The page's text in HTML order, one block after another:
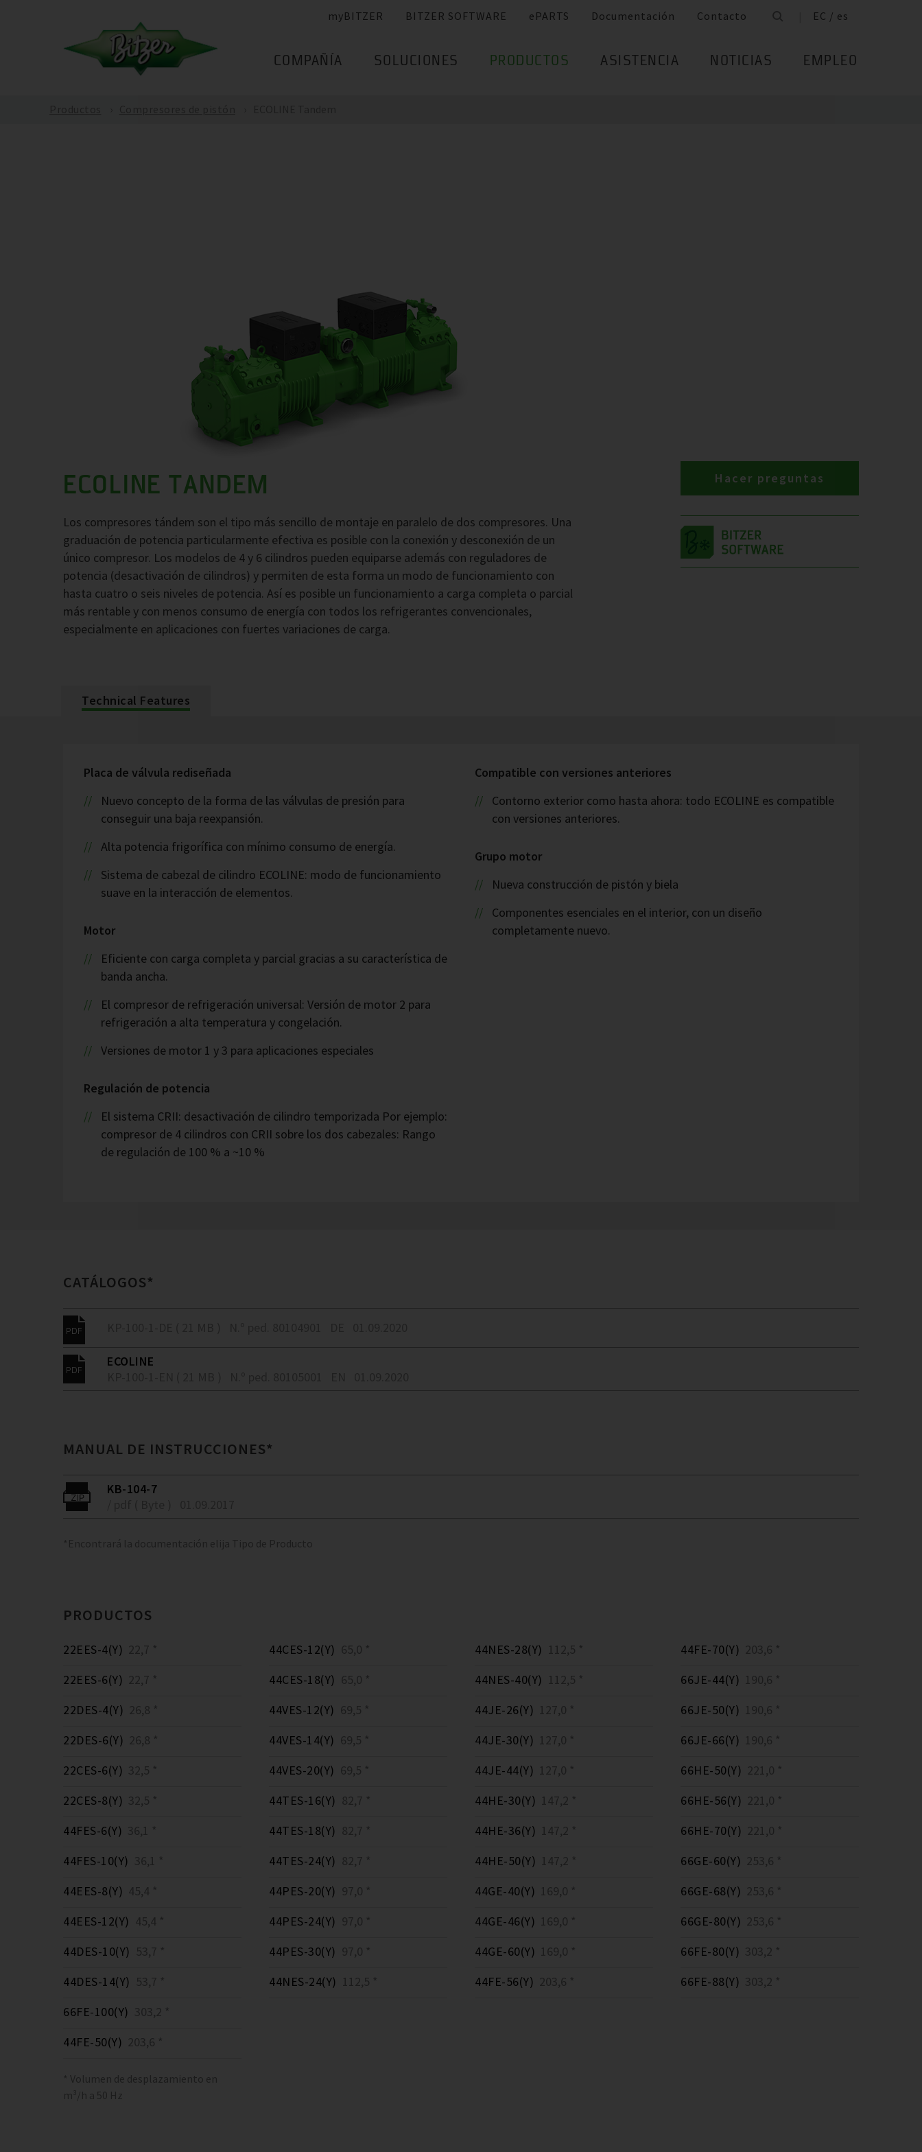
myBITZER BITZER SOFTWARE ePARTS Documentación Contacto EC / es
COMPAÑÍA SOLUCIONES PRODUCTOS ASISTENCIA NOTICIAS EMPLEO
ECOLINE TANDEM
Los compresores tándem son el tipo más sencillo de montaje en paralelo de dos compresores. Una
graduación de potencia particularmente efectiva es posible con la conexión y desconexión de un
único compresor. Los modelos de 4 y 6 cilindros pueden equiparse además con reguladores de
potencia (desactivación de cilindros) y permiten de esta forma un modo de funcionamiento con
hasta cuatro o seis niveles de potencia. Así es posible un funcionamiento a carga completa o parcial
más rentable y con menos consumo de energía con todos los refrigerantes convencionales,
especialmente en aplicaciones con fuertes variaciones de carga.
Hacer preguntas
Technical Features
Placa de válvula rediseñada
Nuevo concepto de la forma de las válvulas de presión para
conseguir una baja reexpansión.
Alta potencia frigorífica con mínimo consumo de energía.
Sistema de cabezal de cilindro ECOLINE: modo de funcionamiento
suave en la interacción de elementos.
Motor
Eficiente con carga completa y parcial gracias a su característica de
banda ancha.
El compresor de refrigeración universal: Versión de motor 2 para
refrigeración a alta temperatura y congelación.
Versiones de motor 1 y 3 para aplicaciones especiales
Regulación de potencia
El sistema CRII: desactivación de cilindro temporizada Por ejemplo:
compresor de 4 cilindros con CRII sobre los dos cabezales: Rango
de regulación de 100 % a ~10 %
Compatible con versiones anteriores
Contorno exterior como hasta ahora: todo ECOLINE es compatible
con versiones anteriores.
Grupo motor
Nueva construcción de pistón y biela
Componentes esenciales en el interior, con un diseño
completamente nuevo.
CATÁLOGOS*
ECOLINE
MANUAL DE INSTRUCCIONES*
KB-104-7
*Encontrará la documentación elija Tipo de Producto
PRODUCTOS
22EES-4(Y) 22,7 *
22EES-6(Y) 22,7 *
22DES-4(Y) 26,8 *
22DES-6(Y) 26,8 *
22CES-6(Y) 32,5 *
22CES-8(Y) 32,5 *
44FES-6(Y) 36,1 *
44FES-10(Y) 36,1 *
44EES-8(Y) 45,4 *
44EES-12(Y) 45,4 *
44DES-10(Y) 53,7 *
44DES-14(Y) 53,7 *
44CES-12(Y) 65,0 *
44CES-18(Y) 65,0 *
44VES-12(Y) 69,5 *
44VES-14(Y) 69,5 *
44VES-20(Y) 69,5 *
44TES-16(Y) 82,7 *
44TES-18(Y) 82,7 *
44TES-24(Y) 82,7 *
44PES-20(Y) 97,0 *
44PES-24(Y) 97,0 *
44PES-30(Y) 97,0 *
44NES-24(Y) 112,5 *
44NES-28(Y) 112,5 *
44NES-40(Y) 112,5 *
44JE-26(Y) 127,0 *
44JE-30(Y) 127,0 *
44JE-44(Y) 127,0 *
44HE-30(Y) 147,2 *
44HE-36(Y) 147,2 *
44HE-50(Y) 147,2 *
44GE-40(Y) 169,0 *
44GE-46(Y) 169,0 *
44GE-60(Y) 169,0 *
44FE-56(Y) 203,6 *
44FE-70(Y) 203,6 *
66JE-44(Y) 190,6 *
66JE-50(Y) 190,6 *
66JE-66(Y) 190,6 *
66HE-50(Y) 221,0 *
66HE-56(Y) 221,0 *
66HE-70(Y) 221,0 *
66GE-60(Y) 253,6 *
66GE-68(Y) 253,6 *
66GE-80(Y) 253,6 *
66FE-80(Y) 303,2 *
66FE-88(Y) 303,2 *
66FE-100(Y) 303,2 *
44FE-50(Y) 203,6 *
* Volumen de desplazamiento en
m³/h a 50 Hz